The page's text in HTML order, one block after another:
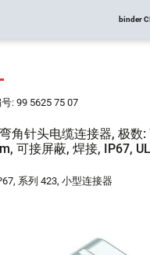
binder
: 99 5625 75 07
角针头电缆连接器, 极数
可接屏蔽, 焊接, IP67,
系列 423, 小型连接器